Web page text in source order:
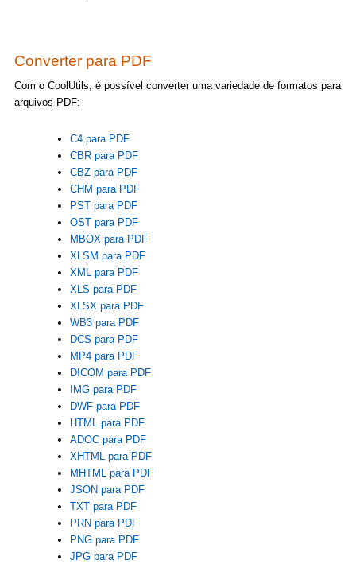
Converter para PDF
Com o CoolUtils, é possível converter uma variedade de formatos para
arquivos PDF:
C4 para PDF
CBR para PDF
CBZ para PDF
CHM para PDF
PST para PDF
OST para PDF
MBOX para PDF
XLSM para PDF
XML para PDF
XLS para PDF
XLSX para PDF
WB3 para PDF
DCS para PDF
MP4 para PDF
DICOM para PDF
IMG para PDF
DWF para PDF
HTML para PDF
ADOC para PDF
XHTML para PDF
MHTML para PDF
JSON para PDF
TXT para PDF
PRN para PDF
PNG para PDF
JPG para PDF